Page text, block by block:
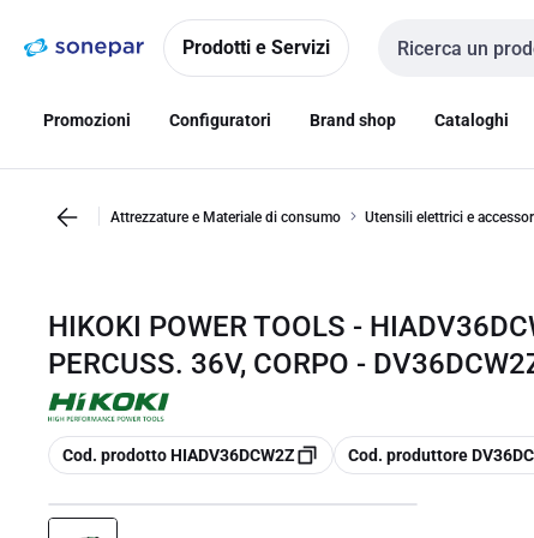
navigazionealla
Prodotti e Servizi
Cerca input
Promozioni Configuratori Brand shop Cataloghi
Attrezzature e Materiale di consumo Utensili elettrici e
HIKOKI POWER TOOLS -
PERCUSS. 36V, CORPO -
copia
Cod. prodotto HIADV36DCW2Z copia
Cod. produttore